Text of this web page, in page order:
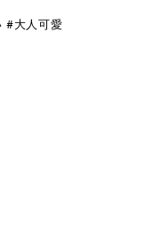
#大人可愛